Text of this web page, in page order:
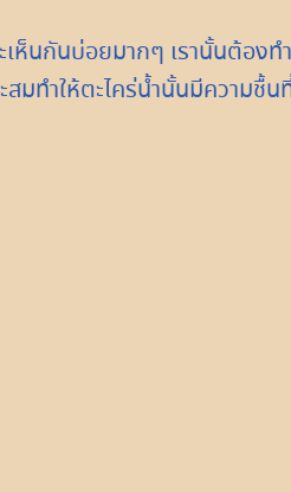
ห็นกันบ่อยมากๆ เรานั้นต้องท
มทำให้ตะไคร่น้ำนั้นมีความชื้